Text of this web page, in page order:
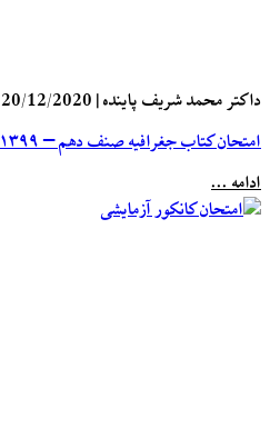
داکتر محمد شریف پاینده|
20/12/2020
امتحان کتاب جغرافیه صنف دهم – ۱۳۹۹
ادامه ...